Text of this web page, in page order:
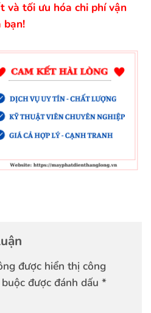
và tối ưu hóa chi phí vận
bạn!
được hiển thị công
được đánh dấu *